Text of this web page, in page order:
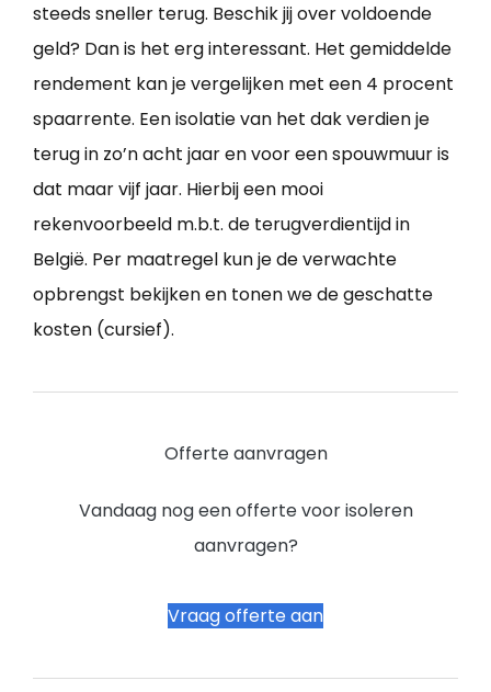
steeds sneller terug. Beschik jij over voldoende
geld? Dan is het erg interessant. Het gemiddelde
rendement kan je vergelijken met een 4 procent
spaarrente. Een isolatie van het dak verdien je
terug in zo’n acht jaar en voor een spouwmuur is
dat maar vijf jaar. Hierbij een mooi
rekenvoorbeeld m.b.t. de terugverdientijd in
België. Per maatregel kun je de verwachte
opbrengst bekijken en tonen we de geschatte
kosten (cursief).
Offerte aanvragen
Vandaag nog een offerte voor isoleren
aanvragen?
Vraag offerte aan